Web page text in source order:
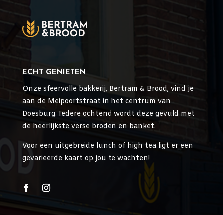
ECHT GENIETEN
Onze sfeervolle bakkerij, Bertram & Brood, vind je
aan de Meipoortstraat in het centrum van
Doesburg. Iedere ochtend wordt deze gevuld met
de heerlijkste verse broden en banket.
Voor een uitgebreide lunch of high tea ligt er een
gevarieerde kaart op jou te wachten!